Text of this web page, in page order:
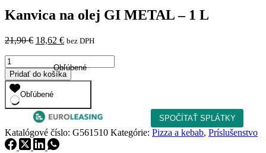
Kanvica na olej GI METAL – 1 L
21,90€ Pôvodná
21,90 €.
18,62 €Aktuálna
18,62 €.
bez DPH
množstvo
Kanvica
na
olej
GI
METAL
1
L
Pridať do košíka
Obľúbené
Obľúbené
Katalógové číslo: G561510 Kategórie: Pizza a kebab, Príslušenstvo